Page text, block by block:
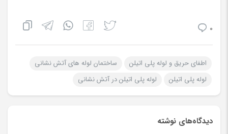
0
اطفای حریق و لوله پلی اتیلن
ساختمان لوله های آتش نشانی
لوله پلی اتیلن
لوله پلی اتیلن در آتش نشانی
دیدگاه‌های نوشته